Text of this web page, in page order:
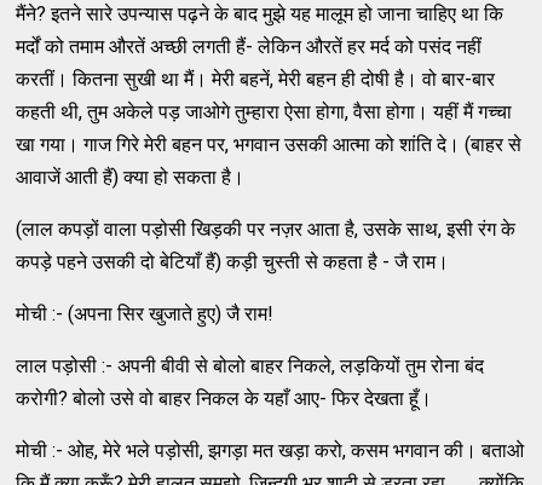
मैंने? इतने सारे उपन्‍यास पढ़ने के बाद मुझे यह मालूम हो जाना चाहिए था कि
मर्दों को तमाम औरतें अच्‍छी लगती हैं- लेकिन औरतें हर मर्द को पसंद नहीं
करतीं। कितना सुखी था मैं। मेरी बहनें, मेरी बहन ही दोषी है। वो बार-बार
कहती थी, तुम अकेले पड़ जाओगे तुम्‍हारा ऐसा होगा, वैसा होगा। यहीं मैं गच्‍चा
खा गया। गाज गिरे मेरी बहन पर, भगवान उसकी आत्‍मा को शांति दे। (बाहर से
आवाजें आती हैं) क्‍या हो सकता है।
(लाल कपड़ों वाला पड़ोसी खिड़की पर नज़र आता है, उसके साथ, इसी रंग के
कपड़े पहने उसकी दो बेटियाँ हैं) कड़ी चुस्‍ती से कहता है - जै राम।
मोची :- (अपना सिर खुजाते हुए) जै राम!
लाल पड़ोसी :- अपनी बीवी से बोलो बाहर निकले, लड़कियों तुम रोना बंद
करोगी? बोलो उसे वो बाहर निकल के यहाँ आए- फिर देखता हूँ।
मोची :- ओह, मेरे भले पड़ोसी, झगड़ा मत खड़ा करो, कसम भगवान की। बताओ